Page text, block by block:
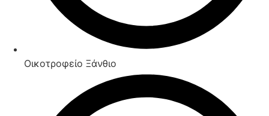
Οικοτροφείο Ξάνθιο